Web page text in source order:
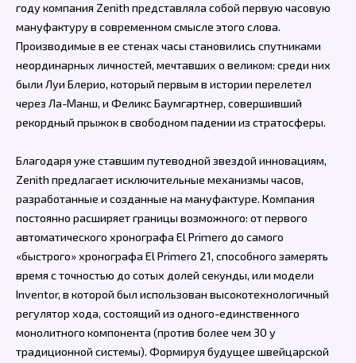
году компания Zenith представляла собой первую часовую
мануфактуру в современном смысле этого слова.
Производимые в ее стенах часы становились спутниками
неординарных личностей, мечтавших о великом: среди них
были Луи Блерио, который первым в истории перелетел
через Ла-Манш, и Феликс Баумгартнер, совершивший
рекордный прыжок в свободном падении из стратосферы.
Благодаря уже ставшим путеводной звездой инновациям,
Zenith предлагает исключительные механизмы часов,
разработанные и созданные на мануфактуре. Компания
постоянно расширяет границы возможного: от первого
автоматического хронографа El Primero до самого
«быстрого» хронографа El Primero 21, способного замерять
время с точностью до сотых долей секунды, или модели
Inventor, в которой был использован высокотехнологичный
регулятор хода, состоящий из одного-единственного
монолитного компонента (против более чем 30 у
традиционной системы). Формируя будущее швейцарской